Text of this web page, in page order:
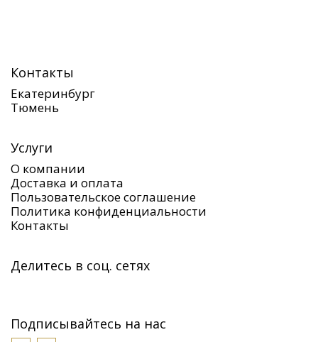
Контакты
Екатеринбург
Тюмень
Услуги
О компании
Доставка и оплата
Пользовательское соглашение
Политика конфиденциальности
Контакты
Делитесь в соц. сетях
Подписывайтесь на нас